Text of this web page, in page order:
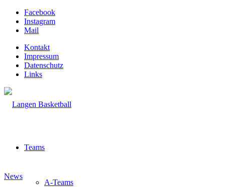
Facebook
Instagram
Mail
Kontakt
Impressum
Datenschutz
Links
Teams
A-Teams
News